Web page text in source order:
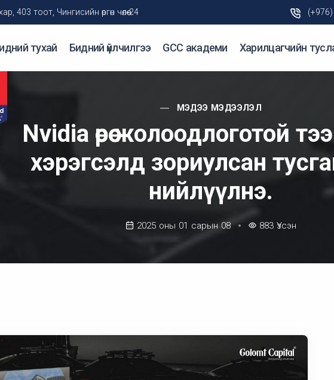
403 тоот, Чингисийн өргөн чөлөө-24
тухай Бидний үйлчилгээ GCC академи Харилцагчийн
МЭДЭЭ МЭДЭЭЛЭЛ
Nvidia өөрөө жолоодлоготой
хэрэгсэлд зориулсан
нийлүүлнэ.
2025 оны 01 сарын 08 883 Үзсэн